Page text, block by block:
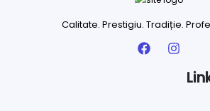
Calitate. Prestigiu. Tradiție.